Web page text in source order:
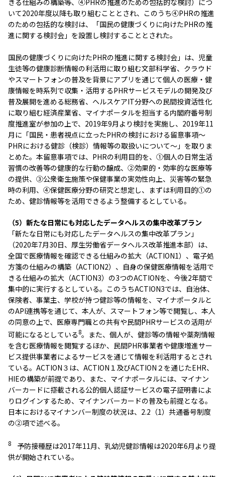
きる仕組みの構築等、④PHRの推進のための包括的な検討）につ
いて2020年度以降も取り組むこととされ、このうち④PHRの推進
のための包括的な検討は、「国民の健康づくりに向けたPHRの推
進に関する検討会」を設置し検討することとされた。
国民の健康づくりに向けたPHRの推進に関する検討会」は、児童
生徒等の健康診断情報の利活用に取り組む文部科学省、クラウド
やスマートフォンの普及を背景にアプリを通じて個人の医療・健
康情報を時系列で収集・活用するPHRサービスモデルの開発及び
普及展開を進める総務省、ヘルスケアIT分野への民間投資活性化
に取り組む経済産業省、マイナポータルを担当する内閣府番号制
度推進室が参加の上で、2019年9月より検討を実施し、2019年11
月に「国民・患者視点に立ったPHRの検討における留意事項～
PHRにおける健診（検診）情報等の取扱いについて～」を取りま
とめた。本留意事項では、PHRの利用目的を、①個人の日常生活
習慣の改善等の健康的な行動の醸成、②効果的・効率的な医療等
の提供、③公衆衛生施策や保健事業の実効性向上、災害等の緊急
時の利用、④保健医療分野の研究と想定し、まずは利用目的①の
ため、健診情報等を活用できるよう整備するとしている。
（5）新たな日常にも対応したデータヘルスの集中改革プラン
「新たな日常にも対応したデータヘルスの集中改革プラン」
（2020年7月30日、厚生労働省データヘルス改革推進本部）は、
全国で医療情報を確認できる仕組みの拡大（ACTION1）、電子処
方箋の仕組みの構築（ACTION2）、自身の保健医療情報を活用で
きる仕組みの拡大（ACTION3）の3つのACTIONを、今後2年間で
集中的に実行するとしている。このうちACTION3では、自治体、
保険者、事業主、学校が持つ健診等の情報を、マイナポータルと
のAPI連携等を通じて、本人が、スマートフォン等で閲覧し、本人
の同意の上で、医療専門職との共有や民間PHRサービスの活用が
可能になるとしている8。また、個人が、健診等の情報や薬剤情報
を含む医療情報を閲覧するほか、民間PHR事業者や健康増進サー
ビス提供事業者によるサービスを通じて情報を利活用するとされ
ている。ACTION３は、ACTION１及びACTION２を通じたEHR、
HIEの構築が前提であり、また、マイナポータルには、マイナン
バーカードに搭載される公的個人認証サービスの電子証明書によ
りログインするため、マイナンバーカードの普及も前提となる。
日本におけるマイナンバー制度の状況は、2.2（1）共通番号制度
の②項で述べる。
8 予防接種歴は2017年11月、乳幼児健診情報は2020年6月より提
供が開始されている。